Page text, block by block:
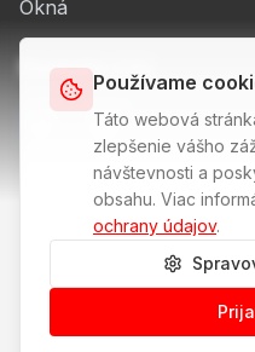
Okná
Sledujte nás
IČO: 47565802DIČ:
GDPR
© 2025 PRODOMIS,
Používame
Táto webová
zlepšenie vášho
návštevnosti a
obsahu. Viac
ochrany údajov.